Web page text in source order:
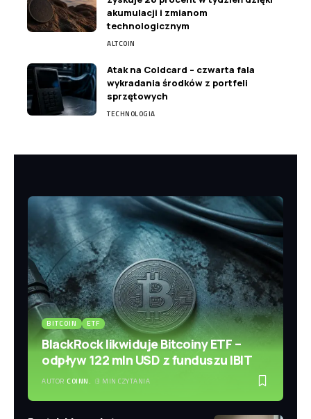
akumulacji i zmianom
technologicznym
ALTCOIN
Atak na Coldcard – czwarta fala
wykradania środków z portfeli
sprzętowych
TECHNOLOGIA
BITCOIN ETF
BlackRock likwiduje Bitcoiny ETF –
odpływ 122 mln USD z funduszu IBIT
AUTOR COINN. 3 MIN CZYTANIA